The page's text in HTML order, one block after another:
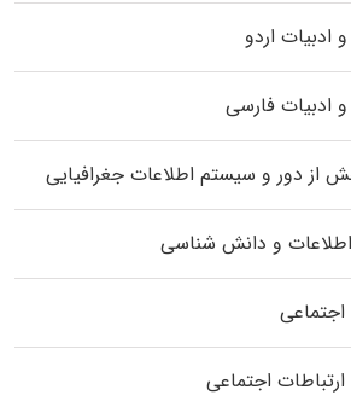
ادبیات اردو
ادبیات فارسی
از دور و سیستم اطلاعات جغرافیایی
و دانش شناسی
اجتماعی